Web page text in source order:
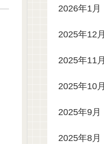
2026年1月
2025年12月
2025年11月
2025年10月
2025年9月
2025年8月